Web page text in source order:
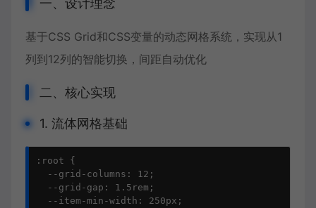
一、设计理念
基于CSS Grid和CSS变量的动态网格系统，实现从1
列到12列的智能切换，间距自动优化
二、核心实现
1. 流体网格基础
:root {
  --grid-columns: 12;
  --grid-gap: 1.5rem;
  --item-min-width: 250px;